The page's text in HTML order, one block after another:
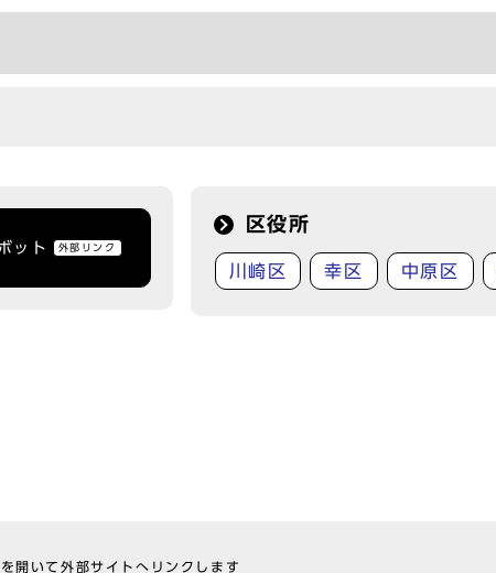
ット 外部リンク
区役所
川崎区 幸区 中原区
開いて外部サイトへリンクします